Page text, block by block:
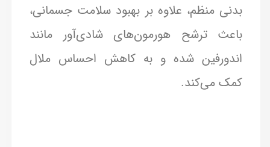
بدنی منظم، علاوه بر بهبود سلامت جسمانی،
باعث ترشح هورمون‌های شادی‌آور مانند
اندورفین شده و به کاهش احساس ملال
کمک می‌کند.